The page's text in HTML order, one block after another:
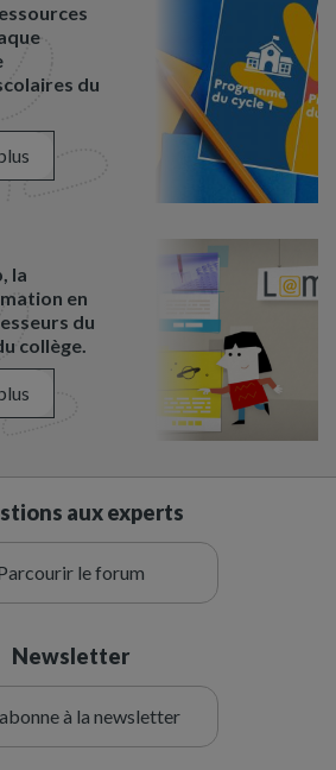
du
la
en
du
collège.
aux experts
le forum
Newsletter
à la newsletter